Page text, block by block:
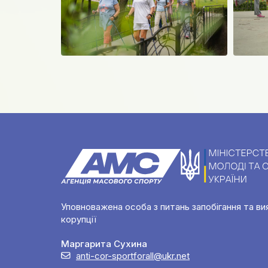
Уповноважена особа з питань запобігання та
корупції
Маргарита Сухина
anti-cor-sportforall@ukr.net